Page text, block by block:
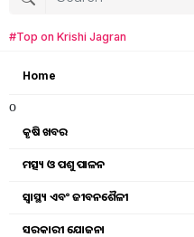
#Top on Krishi Jagran
Home
o
କୃଷି ଖବର
ମତ୍ସ୍ୟ ଓ ପଶୁ ପାଳନ
ସ୍ୱାସ୍ଥ୍ୟ ଏବଂ ଜୀବନଶୈଳୀ
ସରକାରୀ ଯୋଜନା
ସରକାରୀ ସ୍କିମ